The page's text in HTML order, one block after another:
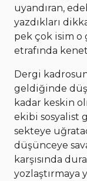
uyandıran,
yazdıkları
pek çok isim o
etrafında
Dergi
geldiğinde
kadar keskin
ekibi sosyalist
sekteye
düşünceye
karşısında
yozlaştırmaya